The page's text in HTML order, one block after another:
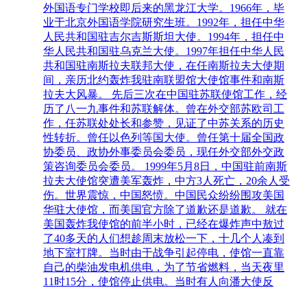
外国语专门学校即后来的黑龙江大学。1966年，毕
业于北京外国语学院研究生班。1992年，担任中华
人民共和国驻吉尔吉斯斯坦大使。1994年，担任中
华人民共和国驻乌克兰大使。1997年担任中华人民
共和国驻南斯拉夫联邦大使，在任南斯拉夫大使期
间，亲历北约轰炸我驻南联盟馆大使馆事件和南斯
拉夫大风暴。 先后三次在中国驻苏联使馆工作，经
历了八一九事件和苏联解体。曾在外交部苏欧司工
作，任苏联处处长和参赞，见证了中苏关系的历史
性转折。曾任以色列等国大使。曾任第十届全国政
协委员、政协外事委员会委员，现任外交部外交政
策咨询委员会委员。 1999年5月8日，中国驻前南斯
拉夫大使馆突遭美军轰炸，中方3人死亡，20余人受
伤。世界震惊，中国怒愤。中国民众纷纷围攻美国
华驻大使馆，而美国官方除了道歉还是道歉。 就在
美国轰炸我使馆的前半小时，已经在爆炸声中敖过
了40多天的人们想趁周末放松一下，十几个人凑到
地下室打牌。当时由于战争引起停电，使馆一直靠
自己的柴油发电机供电，为了节省燃料，当天夜里
11时15分，使馆停止供电。当时有人向潘大使反